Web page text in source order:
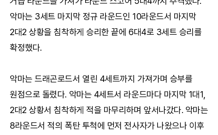
악마는 3세트 마지막 정규 라운드인 10라운드서 마지막
2대2 상황을 침착하게 승리한 끝에 6대4로 3세트 승리를
확정했다.
악마는 드래곤로드서 열린 4세트까지 가져가며 승부를
원점으로 돌렸다. 악마는 4세트서 라운드마다 마지막 1대1,
2대2 상황서 침착하게 적을 마무리하며 앞서나갔다. 악마는
8라운드서 적의 폭탄 투척에 먼저 전사자가 나왔으나 이후